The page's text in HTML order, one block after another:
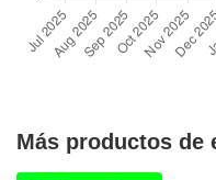
Más productos de